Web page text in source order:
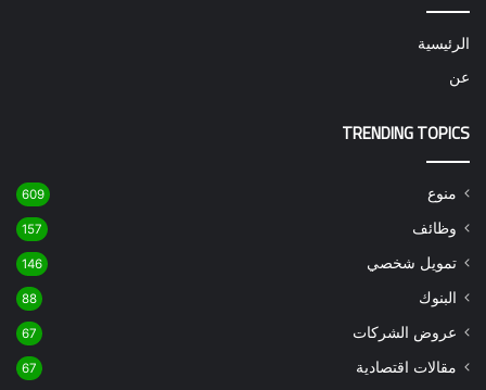
الرئيسية
عن
TRENDING TOPICS
منوع 609
وظائف 157
تمويل شخصي 146
البنوك 88
عروض الشركات 67
مقالات اقتصادية 67